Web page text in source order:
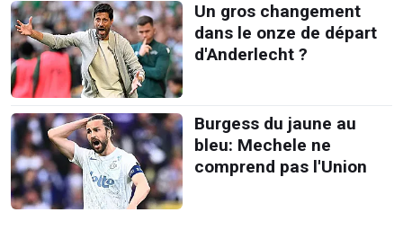
Un gros changement
dans le onze de départ
d'Anderlecht ?
Burgess du jaune au
bleu: Mechele ne
comprend pas l'Union